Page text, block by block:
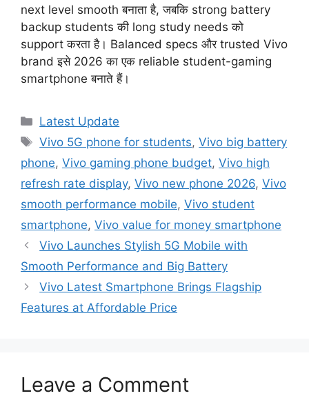
next level smooth बनाता है, जबकि strong battery
backup students की long study needs को
support करता है। Balanced specs और trusted Vivo
brand इसे 2026 का एक reliable student-gaming
smartphone बनाते हैं।
Categories
Latest Update
Tags
Vivo 5G phone for students,Vivo big battery
phone, Vivo gaming phone budget, Vivo high
refresh rate display, Vivo new phone 2026, Vivo
smooth performance mobile, Vivo student
smartphone, Vivo value for money smartphone
Vivo Launches Stylish 5G Mobile with
Smooth Performance and Big Battery
Vivo Latest Smartphone Brings Flagship
Features at Affordable Price
Leave a Comment